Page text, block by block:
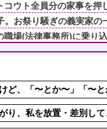
ウト全員分の家事を押
。お祭り騒ぎの義実家の
場(法律事務所)に乗り
金も渡したよな？」母「
私を放置・差別してき
いつめたモラ旦那＆ウ
」焼き魚を食べた知人
ど、「〜とか〜」「〜
り、私を放置・差別し